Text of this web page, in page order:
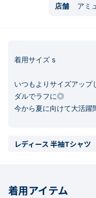
店舗
アミ
着用サイズ s
いつもよりサイズアップ
ダルでラフに◎
今から夏に向けて大活
レディース 半袖Tシャツ
着用アイテム